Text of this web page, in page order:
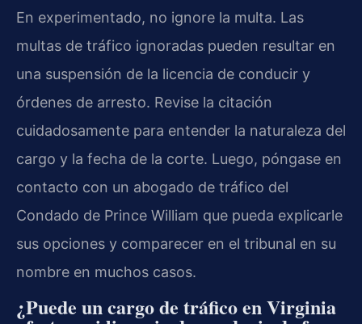
En experimentado, no ignore la multa. Las
multas de tráfico ignoradas pueden resultar en
una suspensión de la licencia de conducir y
órdenes de arresto. Revise la citación
cuidadosamente para entender la naturaleza del
cargo y la fecha de la corte. Luego, póngase en
contacto con un abogado de tráfico del
Condado de Prince William que pueda explicarle
sus opciones y comparecer en el tribunal en su
nombre en muchos casos.
¿Puede un cargo de tráfico en Virginia